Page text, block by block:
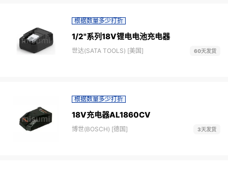
根据数量多少打折
1/2"系列18V锂电电池充电器
世达(SATA TOOLS) [美国] 60天发货
根据数量多少打折
18V充电器AL1860CV
博世(BOSCH) [德国] 3天发货